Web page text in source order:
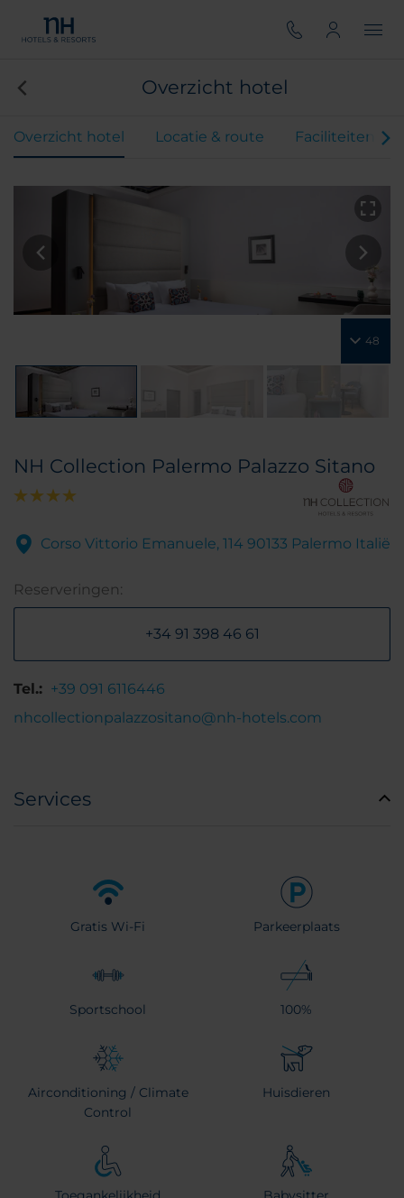
Overzicht hotel
Overzicht hotel Locatie & route Faciliteiten
48
NH Collection Palermo Palazzo Sitano
Corso Vittorio Emanuele, 114 90133 Palermo Italië
Reserveringen:
+34 91 398 46 61
Tel.: +39 091 6116446
nhcollectionpalazzositano@nh-hotels.com
Services
Gratis Wi-Fi Parkeerplaats
Sportschool 100%
Airconditioning / Climate
Control
Huisdieren